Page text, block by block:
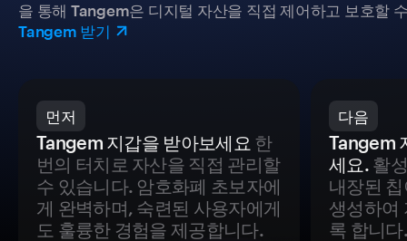
을 통해 Tangem은 디지털 자산을 직접 제어하고 보호할
Tangem 받기
먼저
Tangem 지갑을 받아보세요 한
번의 터치로 자산을 직접 관리할
수 있습니다. 암호화폐 초보자에
게 완벽하며, 숙련된 사용자에게
도 훌륭한 경험을 제공합니다.
다음
Tangem
세요.활
내장된
생성하여
록 합니다.